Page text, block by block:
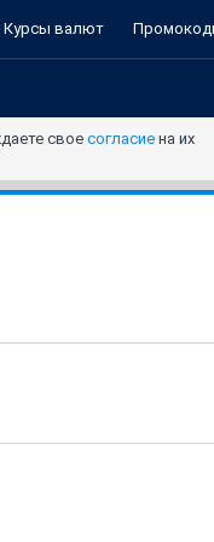
Курсы валют
свое согласие на их